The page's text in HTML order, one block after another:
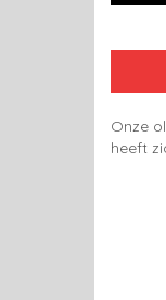
Onze
heeft